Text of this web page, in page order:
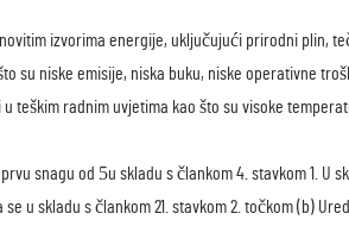
izvorima energije, uključujući prirodni plin,
su niske emisije, niska buku, niske operativne
teškim radnim uvjetima kao što su visoke
snagu od 5u skladu s člankom 4. stavkom 1. U
u skladu s člankom 21. stavkom 2. točkom (b)